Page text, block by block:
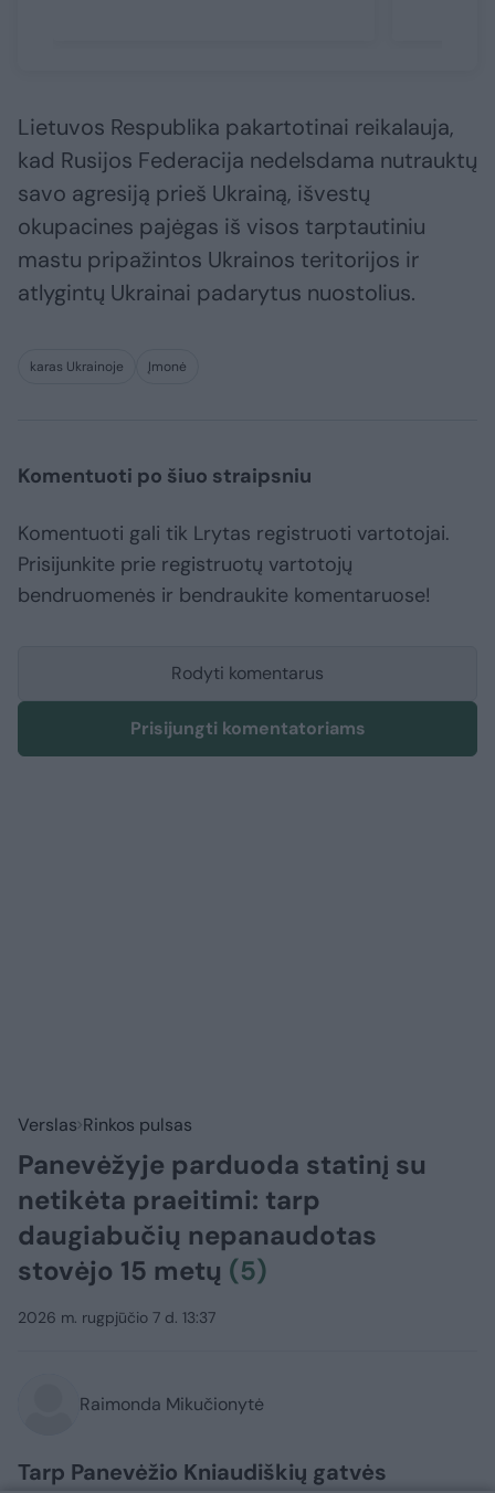
Lietuvos Respublika pakartotinai reikalauja,
kad Rusijos Federacija nedelsdama nutrauktų
savo agresiją prieš Ukrainą, išvestų
okupacines pajėgas iš visos tarptautiniu
mastu pripažintos Ukrainos teritorijos ir
atlygintų Ukrainai padarytus nuostolius.
karas Ukrainoje Įmonė
Komentuoti po šiuo straipsniu
Komentuoti gali tik Lrytas registruoti vartotojai.
Prisijunkite prie registruotų vartotojų
bendruomenės ir bendraukite komentaruose!
Rodyti komentarus
Prisijungti komentatoriams
Verslas Rinkos pulsas
Panevėžyje parduoda statinį su
netikėta praeitimi: tarp
daugiabučių nepanaudotas
stovėjo 15 metų (5)
2026 m. rugpjūčio 7 d. 13:37
Raimonda Mikučionytė
Tarp Panevėžio Kniaudiškių gatvės